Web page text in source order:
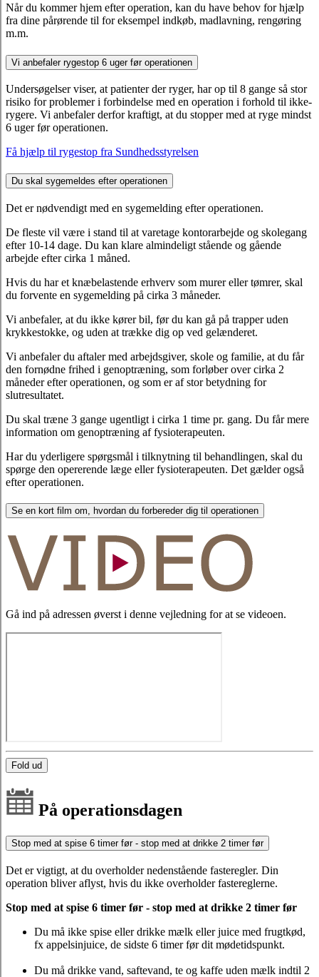
Når du kommer hjem efter operation, kan du have behov for hjælp
fra dine pårørende til for eksempel indkøb, madlavning, rengøring
m.m.
Vi anbefaler rygestop 6 uger før operationen
Undersøgelser viser, at patienter der ryger, har op til 8 gange så stor
risiko for problemer i forbindelse med en operation i forhold til ikke-
rygere. Vi anbefaler derfor kraftigt, at du stopper med at ryge mindst
6 uger før operationen.
Få hjælp til rygestop fra Sundhedsstyrelsen
Du skal sygemeldes efter operationen
Det er nødvendigt med en sygemelding efter operationen.
De fleste vil være i stand til at varetage kontorarbejde og skolegang
efter 10-14 dage. Du kan klare almindeligt stående og gående
arbejde efter cirka 1 måned.
Hvis du har et knæbelastende erhverv som murer eller tømrer, skal
du forvente en sygemelding på cirka 3 måneder.
Vi anbefaler, at du ikke kører bil, før du kan gå på trapper uden
krykkestokke, og uden at trække dig op ved gelænderet.
Vi anbefaler du aftaler med arbejdsgiver, skole og familie, at du får
den fornødne frihed i genoptræning, som forløber over cirka 2
måneder efter operationen, og som er af stor betydning for
slutresultatet.
Du skal træne 3 gange ugentligt i cirka 1 time pr. gang. Du får mere
information om genoptræning af fysioterapeuten.
Har du yderligere spørgsmål i tilknytning til behandlingen, skal du
spørge den opererende læge eller fysioterapeuten. Det gælder også
efter operationen.
Se en kort film om, hvordan du forbereder dig til operationen
Gå ind på adressen øverst i denne vejledning for at se videoen.
Fold ud
På operationsdagen
Stop med at spise 6 timer før - stop med at drikke 2 timer før
Det er vigtigt, at du overholder nedenstående fasteregler. Din
operation bliver aflyst, hvis du ikke overholder fastereglerne.
Stop med at spise 6 timer før - stop med at drikke 2 timer før
Du må ikke spise eller drikke mælk eller juice med frugtkød,
fx appelsinjuice, de sidste 6 timer før dit mødetidspunkt.
Du må drikke vand, saftevand, te og kaffe uden mælk indtil 2